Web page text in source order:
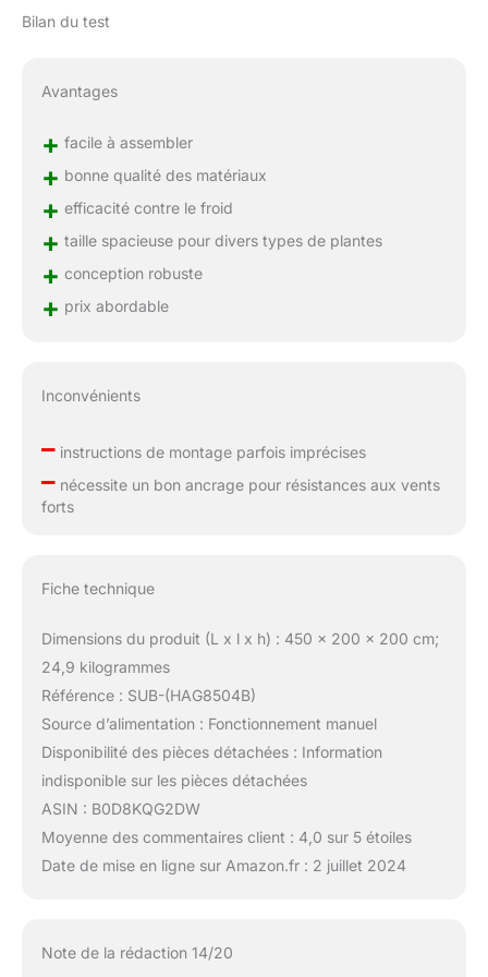
Bilan du test
Avantages
+ facile à assembler
+ bonne qualité des matériaux
+ efficacité contre le froid
+ taille spacieuse pour divers types de plantes
+ conception robuste
+ prix abordable
Inconvénients
–instructions de montage parfois imprécises
–nécessite un bon ancrage pour résistances aux vents
forts
Fiche technique
Dimensions du produit (L x l x h) : 450 x 200 x 200 cm;
24,9 kilogrammes
Référence : SUB-(HAG8504B)
Source d’alimentation : Fonctionnement manuel
Disponibilité des pièces détachées : Information
indisponible sur les pièces détachées
ASIN : B0D8KQG2DW
Moyenne des commentaires client : 4,0 sur 5 étoiles
Date de mise en ligne sur Amazon.fr : 2 juillet 2024
Note de la rédaction 14/20